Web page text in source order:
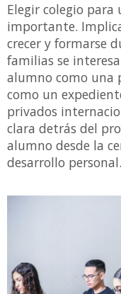
Elegir colegio
importante.
crecer y formarse
familias se
alumno como una
como un
privados
clara detrás del
alumno desde la
desarrollo personal.